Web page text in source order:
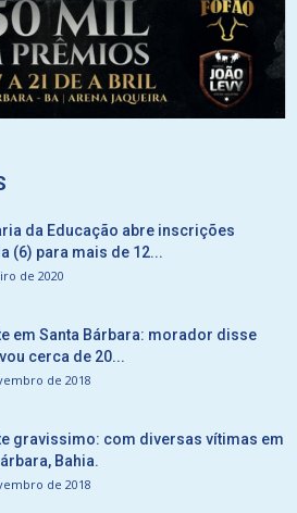
da Educação abre inscrições
(6) para mais de 12...
de 2020
em Santa Bárbara: morador disse
cerca de 20...
de 2018
gravissimo: com diversas vítimas em
Bahia.
de 2018